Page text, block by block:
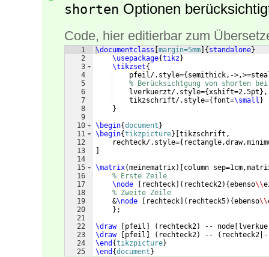
shorten Optionen
Code, hier editierbar zum
1
2
3
4
5
6
7
8
9
10
11
12
13
14
15
16
17
18
19
20
21
22
23
24
25
\documentclass margin=5mm { standalone}
\usepackage{tikz}
\tikzset{
    pfeil/.style=
{ semithick,-
% Berücksichtgung von shorten
    lverkuerzt/.style=
{xshift=2.5pt }
    tikzschrift/.style=
{ font=\small }
}
\begin{document }
\begin{tikzpicture} tikzschrift,
    rechteck/.style=
{
\matrix(meinematrix)
column
% Erste Zeile
\node
rechteck ( rechteck2) {ebenso\\
% Zweite Zeile
    &
\node rechteck ( rechteck5) {ebenso\\
} ;
\draw
pfeil ( rechteck2) -- node
\draw
pfeil ( rechteck2) -- ( rechteck2|-
\end {tikzpicture}
\end {document }